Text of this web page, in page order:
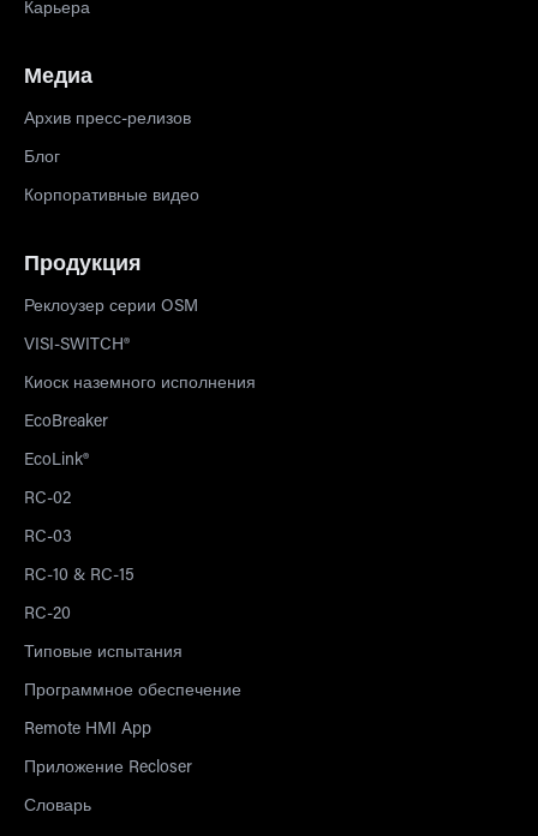
Карьера
Медиа
Архив пресс-релизов
Блог
Корпоративные видео
Продукция
Реклоузер серии OSM
VISI-SWITCH®
Киоск наземного исполнения
EcoBreaker
EcoLink®
RC-02
RC-03
RC-10 & RC-15
RC-20
Типовые испытания
Программное обеспечение
Remote HMI App
Приложение Recloser
Словарь